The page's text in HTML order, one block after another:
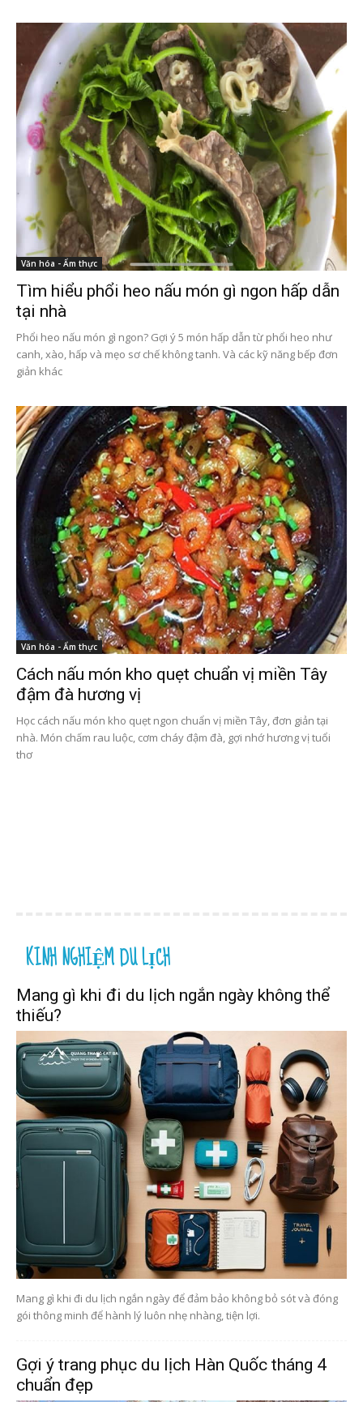
Văn hóa - Ẩm thực
Tìm hiểu phổi heo nấu món gì ngon hấp dẫn
tại nhà
Phổi heo nấu món gì ngon? Gợi ý 5 món hấp dẫn từ phổi heo như
canh, xào, hấp và mẹo sơ chế không tanh. Và các kỹ năng bếp đơn
giản khác
Văn hóa - Ẩm thực
Cách nấu món kho quẹt chuẩn vị miền Tây
đậm đà hương vị
Học cách nấu món kho quẹt ngon chuẩn vị miền Tây, đơn giản tại
nhà. Món chấm rau luộc, cơm cháy đậm đà, gợi nhớ hương vị tuổi
thơ
KINH NGHIỆM DU LỊCH
Mang gì khi đi du lịch ngắn ngày không thể
thiếu?
Mang gì khi đi du lịch ngắn ngày để đảm bảo không bỏ sót và đóng
gói thông minh để hành lý luôn nhẹ nhàng, tiện lợi.
Gợi ý trang phục du lịch Hàn Quốc tháng 4
chuẩn đẹp